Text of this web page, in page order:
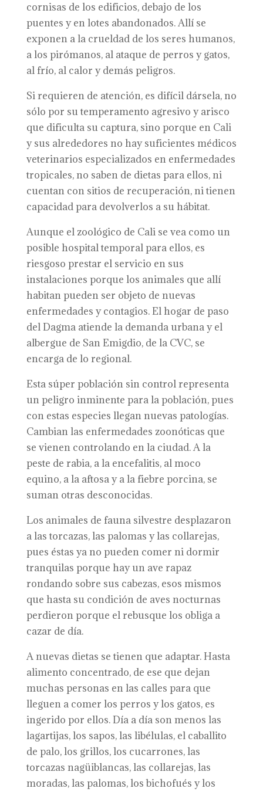
cornisas de los edificios, debajo de los
puentes y en lotes abandonados. Allí se
exponen a la crueldad de los seres humanos,
a los pirómanos, al ataque de perros y gatos,
al frío, al calor y demás peligros.
Si requieren de atención, es difícil dársela, no
sólo por su temperamento agresivo y arisco
que dificulta su captura, sino porque en Cali
y sus alrededores no hay suficientes médicos
veterinarios especializados en enfermedades
tropicales, no saben de dietas para ellos, ni
cuentan con sitios de recuperación, ni tienen
capacidad para devolverlos a su hábitat.
Aunque el zoológico de Cali se vea como un
posible hospital temporal para ellos, es
riesgoso prestar el servicio en sus
instalaciones porque los animales que allí
habitan pueden ser objeto de nuevas
enfermedades y contagios. El hogar de paso
del Dagma atiende la demanda urbana y el
albergue de San Emigdio, de la CVC, se
encarga de lo regional.
Esta súper población sin control representa
un peligro inminente para la población, pues
con estas especies llegan nuevas patologías.
Cambian las enfermedades zoonóticas que
se vienen controlando en la ciudad. A la
peste de rabia, a la encefalitis, al moco
equino, a la aftosa y a la fiebre porcina, se
suman otras desconocidas.
Los animales de fauna silvestre desplazaron
a las torcazas, las palomas y las collarejas,
pues éstas ya no pueden comer ni dormir
tranquilas porque hay un ave rapaz
rondando sobre sus cabezas, esos mismos
que hasta su condición de aves nocturnas
perdieron porque el rebusque los obliga a
cazar de día.
A nuevas dietas se tienen que adaptar. Hasta
alimento concentrado, de ese que dejan
muchas personas en las calles para que
lleguen a comer los perros y los gatos, es
ingerido por ellos. Día a día son menos las
lagartijas, los sapos, las libélulas, el caballito
de palo, los grillos, los cucarrones, las
torcazas nagüiblancas, las collarejas, las
moradas, las palomas, los bichofués y los